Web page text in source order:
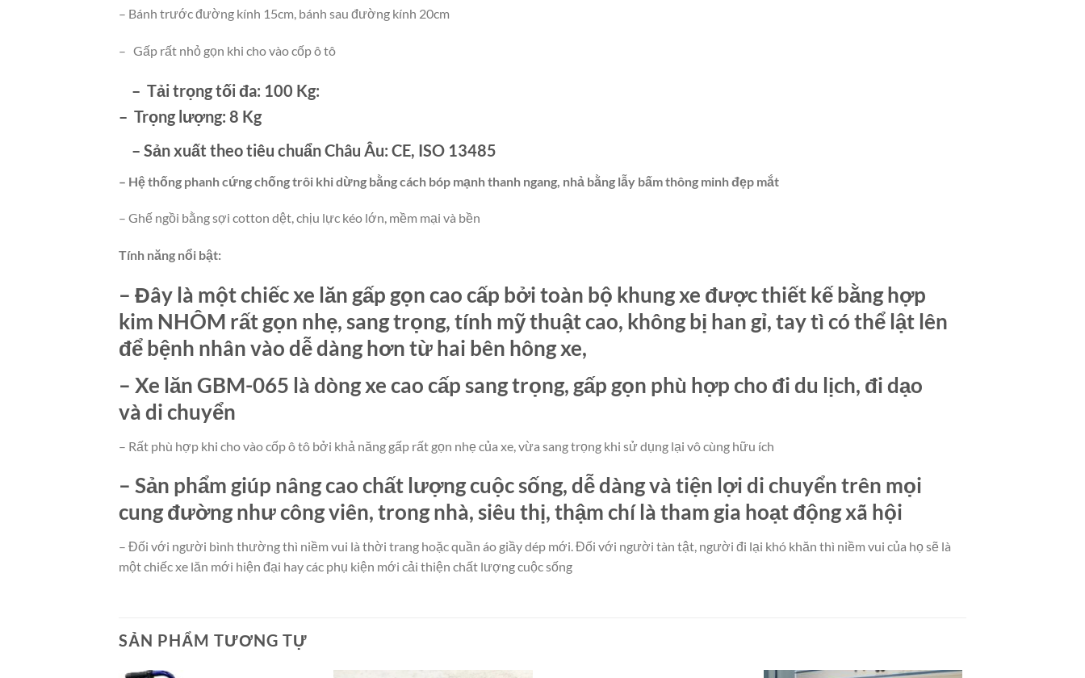
– Bánh trước đường kính 15cm, bánh sau đường kính 20cm
– Gấp rất nhỏ gọn khi cho vào cốp ô tô
– Tải trọng tối đa: 100 Kg:
– Trọng lượng: 8 Kg
– Sản xuất theo tiêu chuẩn Châu Âu: CE, ISO 13485
– Hệ thống phanh cứng chống trôi khi dừng bằng cách bóp mạnh thanh ngang, nhả bằng lẫy bấm thông minh đẹp mắt
– Ghế ngồi bằng sợi cotton dệt, chịu lực kéo lớn, mềm mại và bền
Tính năng nổi bật:
– Đây là một chiếc xe lăn gấp gọn cao cấp bởi toàn bộ khung xe được thiết kế bằng hợp
kim NHÔM rất gọn nhẹ, sang trọng, tính mỹ thuật cao, không bị han gỉ, tay tì có thể lật lên
để bệnh nhân vào dễ dàng hơn từ hai bên hông xe,
– Xe lăn GBM-065 là dòng xe cao cấp sang trọng, gấp gọn phù hợp cho đi du lịch, đi dạo
và di chuyển
– Rất phù hợp khi cho vào cốp ô tô bởi khả năng gấp rất gọn nhẹ của xe, vừa sang trọng khi sử dụng lại vô cùng hữu ích
– Sản phẩm giúp nâng cao chất lượng cuộc sống, dễ dàng và tiện lợi di chuyển trên mọi
cung đường như công viên, trong nhà, siêu thị, thậm chí là tham gia hoạt động xã hội
– Đối với người bình thường thì niềm vui là thời trang hoặc quần áo giầy dép mới. Đối với người tàn tật, người đi lại khó khăn thì niềm vui của họ sẽ là
một chiếc xe lăn mới hiện đại hay các phụ kiện mới cải thiện chất lượng cuộc sống
SẢN PHẨM TƯƠNG TỰ